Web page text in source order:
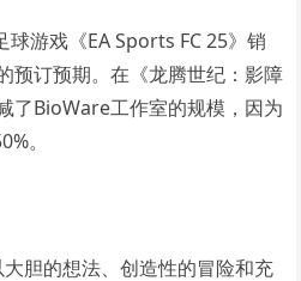
游戏《EA Sports FC 25》销
预订预期。在《龙腾世纪：影障
了BioWare工作室的规模，因为
。
胆的想法、创造性的冒险和充